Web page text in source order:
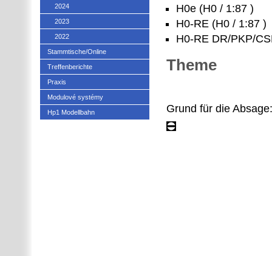
H0e (H0 / 1:87 )
H0-RE (H0 / 1:87 )
H0-RE DR/PKP/
Theme
Grund für die
2024
2023
2022
Stammtische/Online
Treffenberichte
Praxis
Modulové systémy
Hp1 Modellbahn